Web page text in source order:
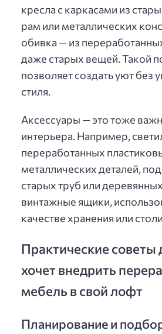
кресла с каркасами из
рам или металлических
обивка — из
даже старых вещей. Такой
позволяет создать уют без
стиля.
Аксессуары — это тоже
интерьера. Например,
переработанных
металлических деталей,
старых труб или
винтажные ящики,
качестве хранения или
Практические советы
хочет внедрить
мебель в свой лофт
Планирование и